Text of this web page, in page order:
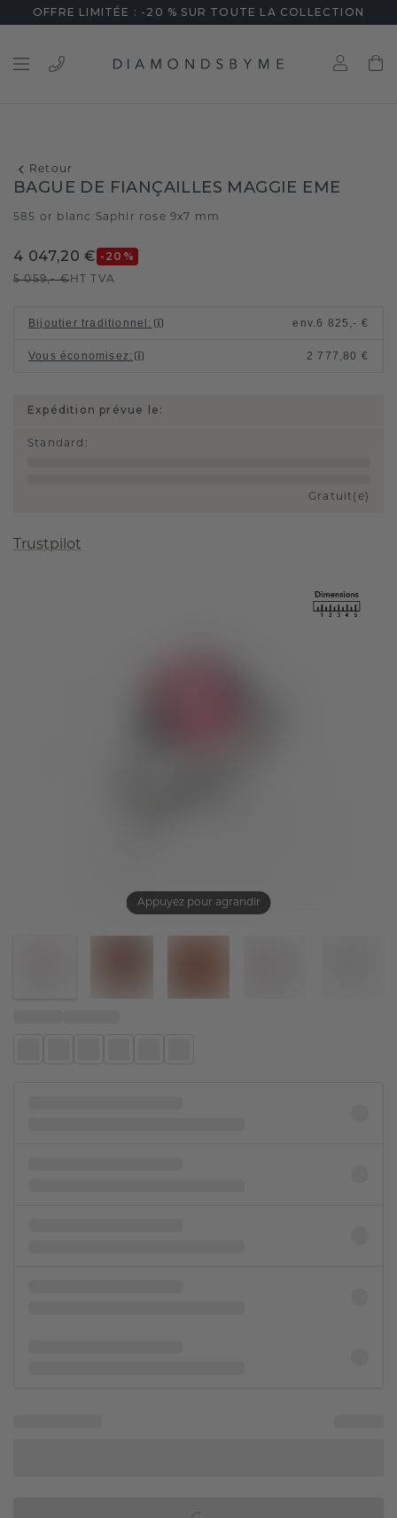
OFFRE LIMITÉE : -20 % SUR TOUTE LA COLLECTION
Retour
Appuyez pour agrandir
BAGUE DE FIANÇAILLES MAGGIE EME
585 or blanc Saphir rose 9x7 mm
4 047,20 € -20 %
5 059,- €HT TVA
Bijoutier traditionnel : env.6 825,- €
Vous économisez: 2 777,80 €
Expédition prévue le:
Standard :
Gratuit(e)
Trustpilot